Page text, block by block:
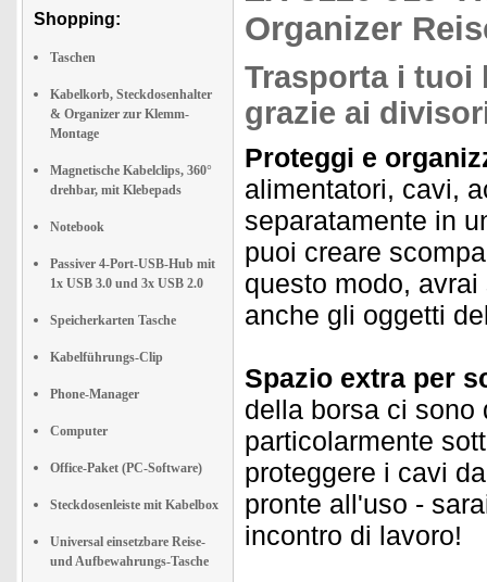
Shopping:
Taschen
Kabelkorb, Steckdosenhalter
& Organizer zur Klemm-
Montage
Magnetische Kabelclips, 360°
drehbar, mit Klebepads
Notebook
Passiver 4-Port-USB-Hub mit
1x USB 3.0 und 3x USB 2.0
Speicherkarten Tasche
Kabelführungs-Clip
Phone-Manager
Computer
Office-Paket (PC-Software)
Steckdosenleiste mit Kabelbox
Universal einsetzbare Reise-
und Aufbewahrungs-Tasche
Organizer
Trasporta i tuoi
grazie ai
Proteggi e
alimentatori, cavi,
separatamente in
puoi creare
questo modo,
anche gli oggetti
Spazio extra per
della borsa ci sono
particolarmente
proteggere i cavi
pronte all'uso -
incontro di lavoro!